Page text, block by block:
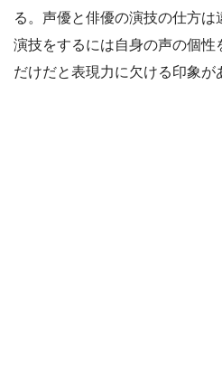
る。声優と俳優の演技の仕方
演技をするには自身の声の個
だけだと表現力に欠ける印象が